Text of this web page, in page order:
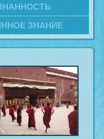
ЗНАНИЕ